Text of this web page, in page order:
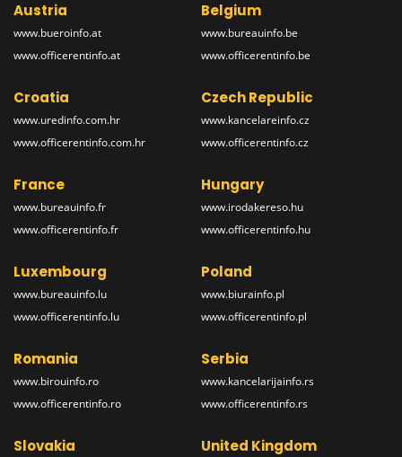
Austria
www.bueroinfo.at
www.officerentinfo.at
Belgium
www.bureauinfo.be
www.officerentinfo.be
Croatia
www.uredinfo.com.hr
www.officerentinfo.com.hr
Czech Republic
www.kancelareinfo.cz
www.officerentinfo.cz
France
www.bureauinfo.fr
www.officerentinfo.fr
Hungary
www.irodakereso.hu
www.officerentinfo.hu
Luxembourg
www.bureauinfo.lu
www.officerentinfo.lu
Poland
www.biurainfo.pl
www.officerentinfo.pl
Romania
www.birouinfo.ro
www.officerentinfo.ro
Serbia
www.kancelarijainfo.rs
www.officerentinfo.rs
Slovakia United Kingdom